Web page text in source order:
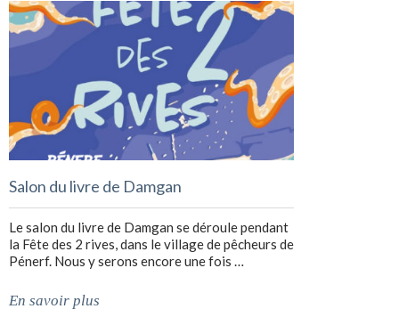
Salon du livre de Damgan
Le salon du livre de Damgan se déroule pendant
la Fête des 2 rives, dans le village de pêcheurs de
Pénerf. Nous y serons encore une fois …
En savoir plus